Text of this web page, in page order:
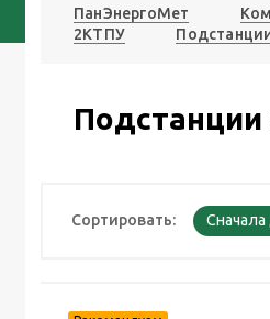
ПанЭнергоМет
2КТПУ
Сортировать: